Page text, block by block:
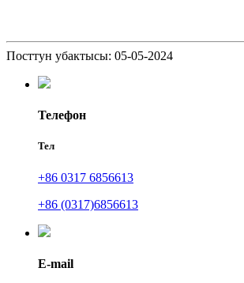
Посттун убактысы: 05-05-2024
Телефон
Тел
+86 0317 6856613
+86 (0317)6856613
E-mail